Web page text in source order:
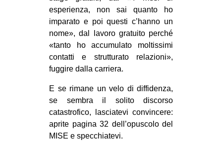
esperienza, non sai quanto ho
imparato e poi questi c’hanno un
nome», dal lavoro gratuito perché
«tanto ho accumulato moltissimi
contatti e strutturato relazioni»,
fuggire dalla carriera.
E se rimane un velo di diffidenza,
se sembra il solito discorso
catastrofico, lasciatevi convincere:
aprite pagina 32 dell’opuscolo del
MISE e specchiatevi.